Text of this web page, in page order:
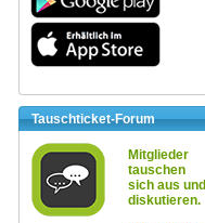
Tauschticket-Forum
Mitglieder
tauschen
sich aus und
diskutieren.